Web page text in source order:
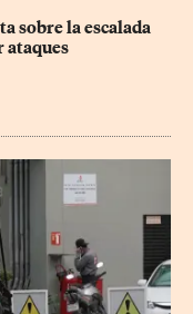
sobre la escalada
ataques